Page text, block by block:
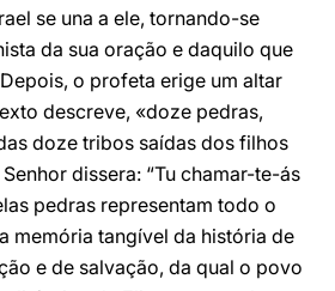
se una a ele, tornando-se
da sua oração e daquilo que
o profeta erige um altar
descreve, «doze pedras,
doze tribos saídas dos filhos
dissera: “Tu chamar-te-ás
pedras representam todo o
memória tangível da história de
e de salvação, da qual o povo